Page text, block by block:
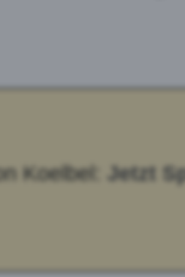
Koelbel: Jetzt